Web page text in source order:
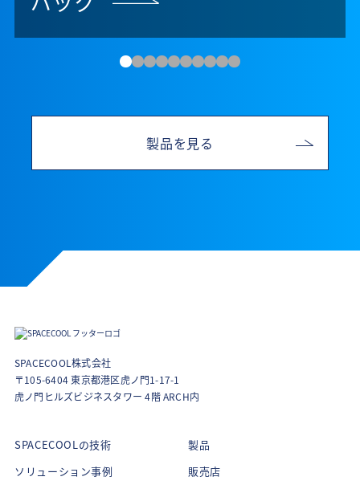
製品を見る
SPACECOOL株式会社
〒105-6404 東京都港区虎ノ門1-17-1
虎ノ門ヒルズビジネスタワー 4階 ARCH内
SPACECOOLの技術
製品
ソリューション事例
販売店